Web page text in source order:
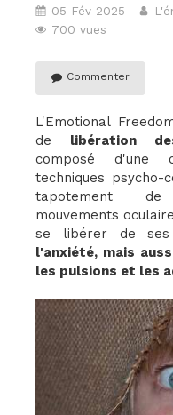
05 Fév 2025
700 vues
Commenter
L'Emotional
de libération
composé d'une
techniques
tapotement de
mouvements
se libérer de ses
l'anxiété, mais
les pulsions et les